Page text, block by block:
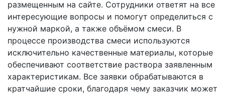
размещенным на сайте. Сотрудники ответят на все
интересующие вопросы и помогут определиться с
нужной маркой, а также объёмом смеси. В
процессе производства смеси используются
исключительно качественные материалы, которые
обеспечивают соответствие раствора заявленным
характеристикам. Все заявки обрабатываются в
кратчайшие сроки, благодаря чему заказчик может